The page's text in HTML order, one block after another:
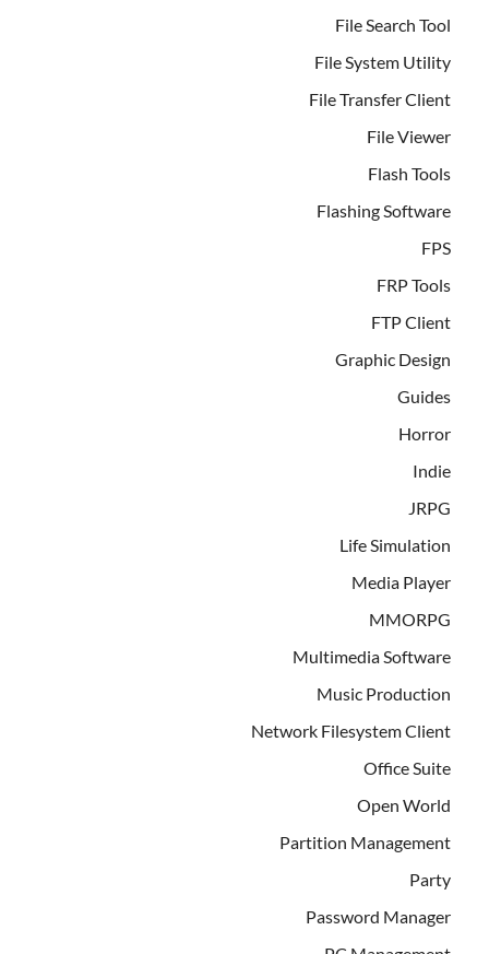
File Search Tool
File System Utility
File Transfer Client
File Viewer
Flash Tools
Flashing Software
FPS
FRP Tools
FTP Client
Graphic Design
Guides
Horror
Indie
JRPG
Life Simulation
Media Player
MMORPG
Multimedia Software
Music Production
Network Filesystem Client
Office Suite
Open World
Partition Management
Party
Password Manager